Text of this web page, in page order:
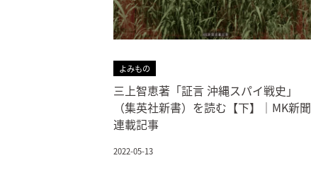
よみもの
三上智恵著「証言 沖縄スパイ戦史」
（集英社新書）を読む【下】｜MK新聞
連載記事
2022-05-13